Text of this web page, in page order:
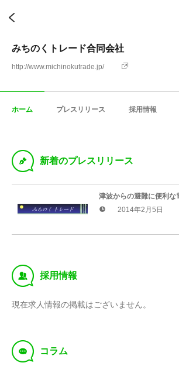
みちのくトレード合同会社
http://www.michinokutrade.jp/
ホーム プレスリリース 採用情報
D 新着のプレスリリース
津波からの避難に便利な
2014年2月5日
‰ 採用情報
現在求人情報の掲載はございません。
f コラム